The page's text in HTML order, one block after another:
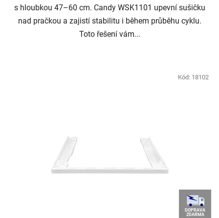
s hloubkou 47–60 cm. Candy WSK1101 upevní sušičku
nad pračkou a zajistí stabilitu i během průběhu cyklu.
Toto řešení vám...
DOPRAVA
ZDARMA
Kód: 18102